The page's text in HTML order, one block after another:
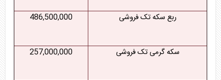
ربع سکه تک فروشی 486,500,000
سکه گرمی تک فروشی 257,000,000